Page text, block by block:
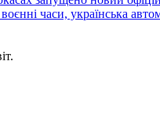
часи, українська